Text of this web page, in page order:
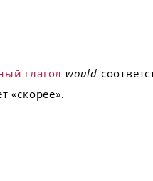
глагол would
«скорее».